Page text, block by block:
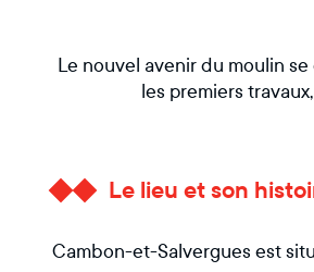
Le nouvel avenir du moulin
les premiers
Le lieu et son
Cambon-et-Salvergues est